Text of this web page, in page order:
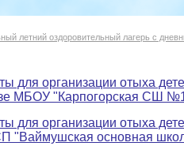
летний оздоровительный лагерь с
для организации отыха
МБОУ "Карпогорская СШ
для организации отыха
"Ваймушская основная